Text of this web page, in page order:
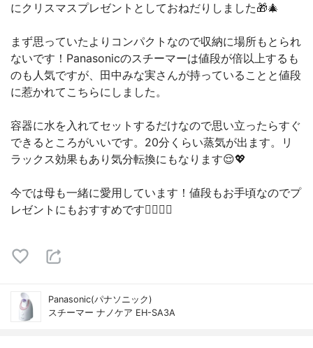
にクリスマスプレゼントとしておねだりしました🎁🎄
まず思っていたよりコンパクトなので収納に場所もとられ
ないです！Panasonicのスチーマーは値段が倍以上するも
のも人気ですが、田中みな実さんが持っていることと値段
に惹かれてこちらにしました。
容器に水を入れてセットするだけなので思い立ったらすぐ
できるところがいいです。20分くらい蒸気が出ます。リ
ラックス効果もあり気分転換にもなります😌💖
今では母も一緒に愛用しています！値段もお手頃なのでプ
レゼントにもおすすめです🙆‍♀️🙆‍♀️
Panasonic(パナソニック)
スチーマー ナノケア EH-SA3A